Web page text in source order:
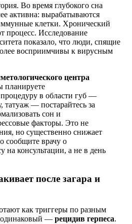
Во время глубокого сна
активна: вырабатываются
клетки. Хронический
процесс. Исследование
показало, что люди, спящие
восприимчивы к вирусным
центра
планируете
в области губ —
татуаж — постарайтесь за
сон и
факторы. Это не
но существенно снижает
сообщите врачу о
на консультации, а не в день
после загара и
как триггеры по разным
одинаковый — рецидив герпеса.